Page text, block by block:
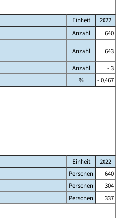
Einheit
2022
Anzahl
640
Anzahl 643
Anzahl
- 3
%
- 0,467
Einheit
2022
Personen
640
Personen
304
Personen
337